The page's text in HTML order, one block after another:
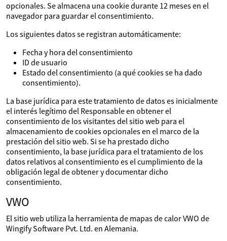
opcionales. Se almacena una cookie durante 12 meses en el
navegador para guardar el consentimiento.
Los siguientes datos se registran automáticamente:
Fecha y hora del consentimiento
ID de usuario
Estado del consentimiento (a qué cookies se ha dado
consentimiento).
La base jurídica para este tratamiento de datos es inicialmente
el interés legítimo del Responsable en obtener el
consentimiento de los visitantes del sitio web para el
almacenamiento de cookies opcionales en el marco de la
prestación del sitio web. Si se ha prestado dicho
consentimiento, la base jurídica para el tratamiento de los
datos relativos al consentimiento es el cumplimiento de la
obligación legal de obtener y documentar dicho
consentimiento.
VWO
El sitio web utiliza la herramienta de mapas de calor VWO de
Wingify Software Pvt. Ltd. en Alemania.